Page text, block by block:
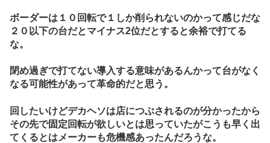
ボーダーは１０回転で１しか削られないのかって感じだな
２０以下の台だとマイナス2位だとすると余裕で打てる
な。
閉め過ぎで打てない導入する意味があるんかって台がなく
なる可能性があって革命的だと思う。
回したいけどデカヘソは店につぶされるのが分かったから
その先で固定回転が欲しいとは思っていたがこうも早く出
てくるとはメーカーも危機感あったんだろうな。